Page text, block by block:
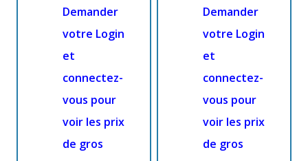
Demander
votre Login
et
connectez-
vous pour
voir les prix
de gros
Demander
votre Login
et
connectez-
vous pour
voir les prix
de gros